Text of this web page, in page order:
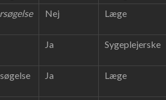
Nej Læge
Ja Sygeplejerske
Ja Læge